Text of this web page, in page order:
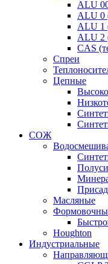
ALU
ALU 0
ALU 1
ALU 2
CAS
Спреи
Цепные
СОЖ
Масляные
Houghton
Индустриальные